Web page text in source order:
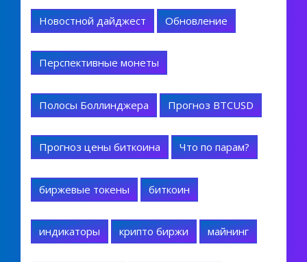
Новостной дайджест Обновление
Перспективные монеты
Полосы Боллинджера Прогноз BTCUSD
Прогноз цены биткоина Что по парам?
биржевые токены биткоин
индикаторы крипто биржи майнинг